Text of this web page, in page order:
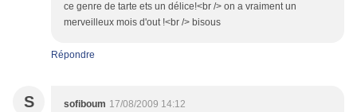
ce genre de tarte ets un délice!<br /> on a vraiment un
merveilleux mois d'out !<br /> bisous
Répondre
S sofiboum 17/08/2009 14:12